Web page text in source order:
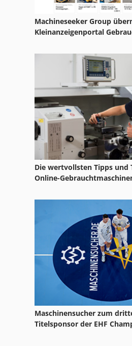
Machineseeker Group
Kleinanzeigenportal
Die wertvollsten Tipps und
Online-
Maschinensucher zum
Titelsponsor der EHF